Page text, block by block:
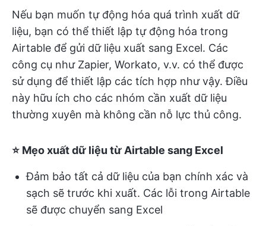
Nếu bạn muốn tự động hóa quá trình xuất dữ
liệu, bạn có thể thiết lập tự động hóa trong
Airtable để gửi dữ liệu xuất sang Excel. Các
công cụ như Zapier, Workato, v.v. có thể được
sử dụng để thiết lập các tích hợp như vậy. Điều
này hữu ích cho các nhóm cần xuất dữ liệu
thường xuyên mà không cần nỗ lực thủ công.
⭐️ Mẹo xuất dữ liệu từ Airtable sang Excel
Đảm bảo tất cả dữ liệu của bạn chính xác và
sạch sẽ trước khi xuất. Các lỗi trong Airtable
sẽ được chuyển sang Excel